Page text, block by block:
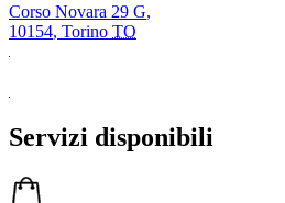
Corso Novara 29 G,
10154, Torino TO
Servizi disponibili